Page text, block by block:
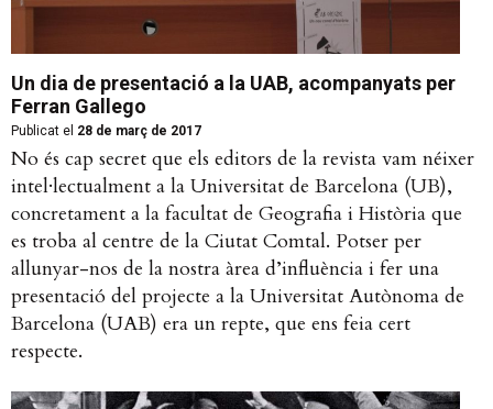
Un dia de presentació a la UAB, acompanyats per
Ferran Gallego
Publicat el 28 de març de 2017
No és cap secret que els editors de la revista vam néixer
intel·lectualment a la Universitat de Barcelona (UB),
concretament a la facultat de Geografia i Història que
es troba al centre de la Ciutat Comtal. Potser per
allunyar-nos de la nostra àrea d’influència i fer una
presentació del projecte a la Universitat Autònoma de
Barcelona (UAB) era un repte, que ens feia cert
respecte.